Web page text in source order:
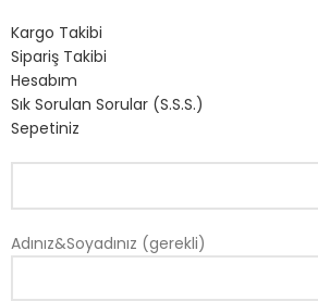
Kargo Takibi
Sipariş Takibi
Hesabım
Sık Sorulan Sorular (S.S.S.)
Sepetiniz
Adınız&Soyadınız (gerekli)